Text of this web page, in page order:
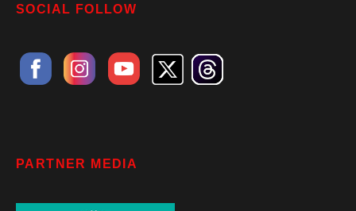
SOCIAL FOLLOW
PARTNER MEDIA